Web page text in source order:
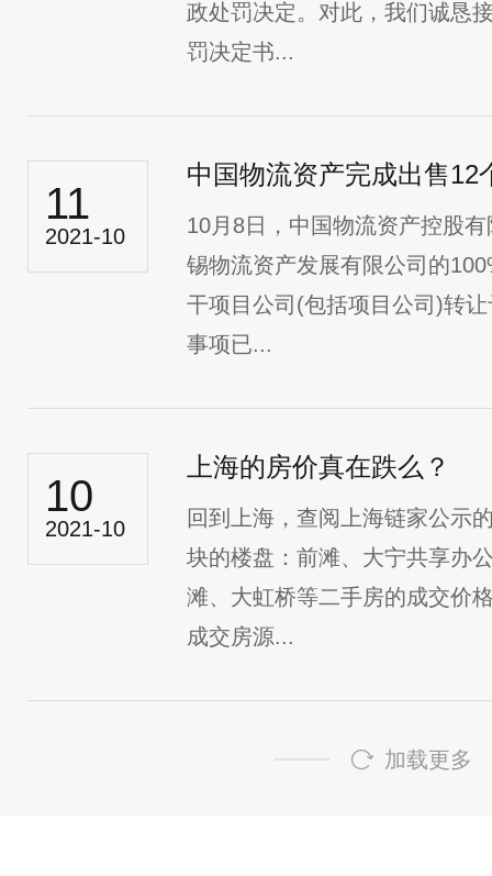
政处罚决定。对此，我们诚恳
罚决定书...
11
2021-10
中国物流资产完成出售12
10月8日，中国物流资产控股
锡物流资产发展有限公司的
干项目公司(包括项目公司)转
事项已...
10
2021-10
上海的房价真在跌么？
回到上海，查阅上海链家公示
块的楼盘：前滩​、大宁共享办
滩、大虹桥等二手房的成交价
成交房源...
加载更多